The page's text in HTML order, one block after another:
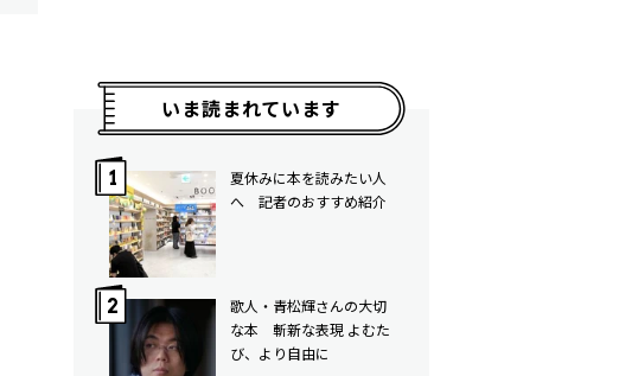
いま読まれています
夏休みに本を読みたい人
へ 記者のおすすめ紹介
歌人・青松輝さんの大切
な本 斬新な表現 よむた
び、より自由に